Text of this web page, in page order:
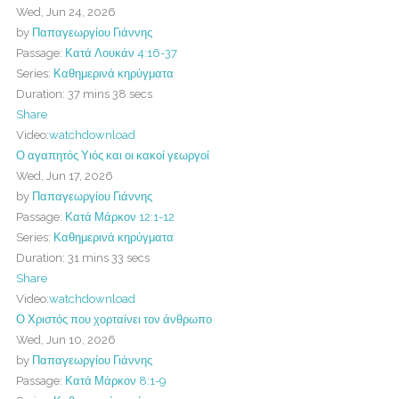
Wed, Jun 24, 2026
by Παπαγεωργίου Γιάννης
Passage: Κατά Λουκάν 4:16-37
Series: Καθημερινά κηρύγματα
Duration: 37 mins 38 secs
Share
Video:watchdownload
Ο αγαπητός Υιός και οι κακοί γεωργοί
Wed, Jun 17, 2026
by Παπαγεωργίου Γιάννης
Passage: Κατά Μάρκον 12:1-12
Series: Καθημερινά κηρύγματα
Duration: 31 mins 33 secs
Share
Video:watchdownload
Ο Χριστός που χορταίνει τον άνθρωπο
Wed, Jun 10, 2026
by Παπαγεωργίου Γιάννης
Passage: Κατά Μάρκον 8:1-9